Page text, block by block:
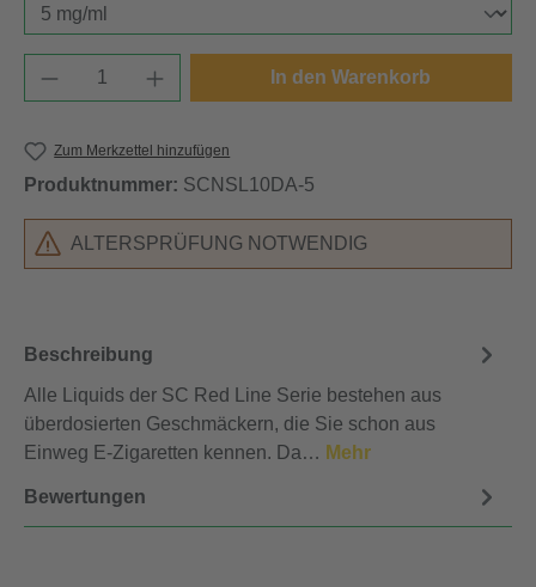
Produkt Anzahl: Gib den gewünschten
In den Warenkorb
Zum Merkzettel hinzufügen
Produktnummer: SCNSL10DA-5
ALTERSPRÜFUNG NOTWENDIG
Beschreibung
Alle Liquids der SC Red Line Serie bestehen aus
überdosierten Geschmäckern, die Sie schon aus
Einweg E-Zigaretten kennen. Da… Mehr
Bewertungen